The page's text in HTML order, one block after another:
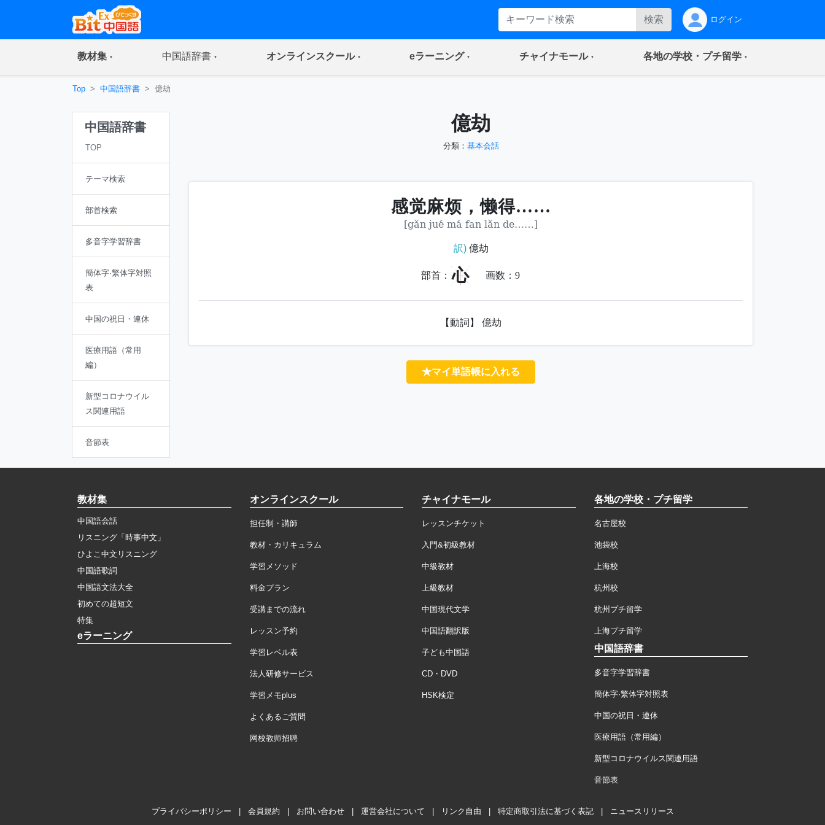
検索 ログイン
教材集(current) 中国語辞書(current) オンラインスクール(current) eラーニング(current) チャイナモール(current) 各地の学校・プチ留学(current)
Top 中国語辞書 億劫
中国語辞書
TOP
テーマ検索
部首検索
多音字学習辞書
簡体字·繁体字対照
表
中国の祝日・連休
医療用語（常用
編）
新型コロナウイル
ス関連用語
音節表
億劫
分類： 基本会話
感觉麻烦，懒得……
[gǎn jué má fan lǎn de……]
訳)億劫
部首： 心 画数： 9
【動詞】 億劫
★マイ単語帳に入れる
教材集
中国語会話
リスニング「時事中文」
ひよこ中文リスニング
中国語歌詞
中国語文法大全
初めての超短文
特集
eラーニング
オンラインスクール
担任制・講師
教材・カリキュラム
学習メソッド
料金プラン
受講までの流れ
レッスン予約
学習レベル表
法人研修サービス
学習メモplus
よくあるご質問
网校教师招聘
チャイナモール
レッスンチケット
入門&初級教材
中級教材
上級教材
中国現代文学
中国語翻訳版
子ども中国語
CD・DVD
HSK検定
各地の学校・プチ留学
名古屋校
池袋校
上海校
杭州校
杭州プチ留学
上海プチ留学
中国語辞書
多音字学習辞書
簡体字·繁体字対照表
中国の祝日・連休
医療用語（常用編）
新型コロナウイルス関連用語
音節表
プライバシーポリシー 会員規約 お問い合わせ 運営会社について リンク自由 特定商取引法に基づく表記 ニュースリリース